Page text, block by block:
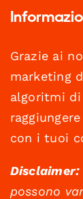
Grazie ai
marketing
algoritmi di
con i tuoi
Disclaimer:
possono